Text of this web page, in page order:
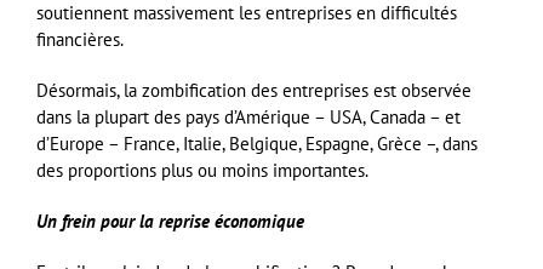
soutiennent massivement les entreprises en difficultés
financières.
Désormais, la zombification des entreprises est observée
dans la plupart des pays d’Amérique – USA, Canada – et
d’Europe – France, Italie, Belgique, Espagne, Grèce –, dans
des proportions plus ou moins importantes.
Un frein pour la reprise économique